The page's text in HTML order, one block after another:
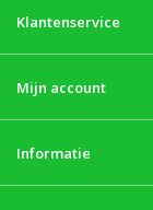
Klantenservice
Mijn account
Informatie